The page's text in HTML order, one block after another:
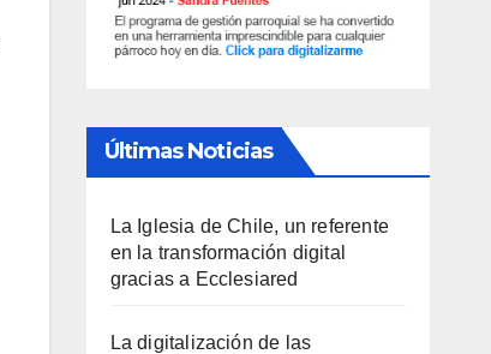
Últimas Noticias
La Iglesia de Chile, un referente
en la transformación digital
gracias a Ecclesiared
La digitalización de las